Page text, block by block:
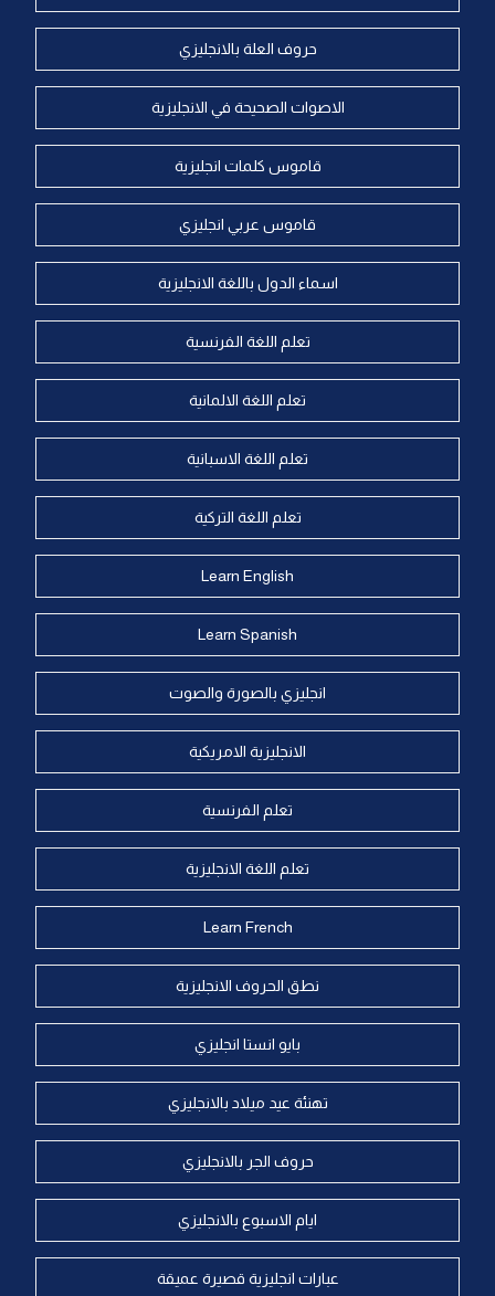
حروف العلة بالانجليزي
الاصوات الصحيحة في الانجليزية
قاموس كلمات انجليزية
قاموس عربي انجليزي
اسماء الدول باللغة الانجليزية
تعلم اللغة الفرنسية
تعلم اللغة الالمانية
تعلم اللغة الاسبانية
تعلم اللغة التركية
Learn English
Learn Spanish
انجليزي بالصورة والصوت
الانجليزية الامريكية
تعلم الفرنسية
تعلم اللغة الانجليزية
Learn French
نطق الحروف الانجليزية
بايو انستا انجليزي
تهنئة عيد ميلاد بالانجليزي
حروف الجر بالانجليزي
ايام الاسبوع بالانجليزي
عبارات انجليزية قصيرة عميقة